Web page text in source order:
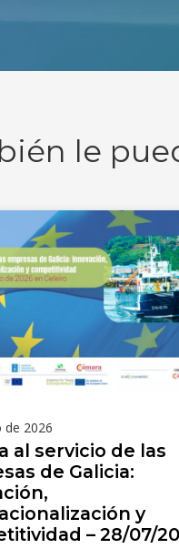
le
de 2026
al servicio de las
de Galicia:
y
– 28/07/